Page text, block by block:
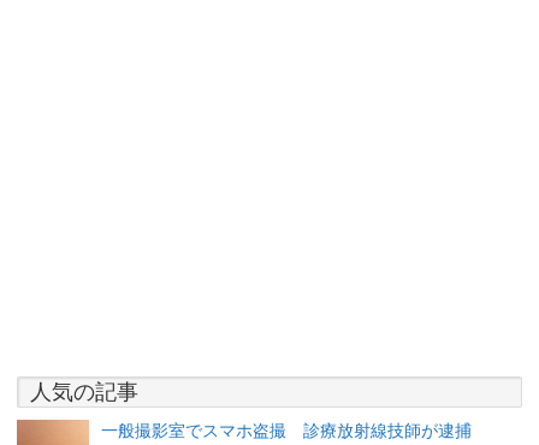
人気の記事
一般撮影室でスマホ盗撮 診療放射線技師が逮捕